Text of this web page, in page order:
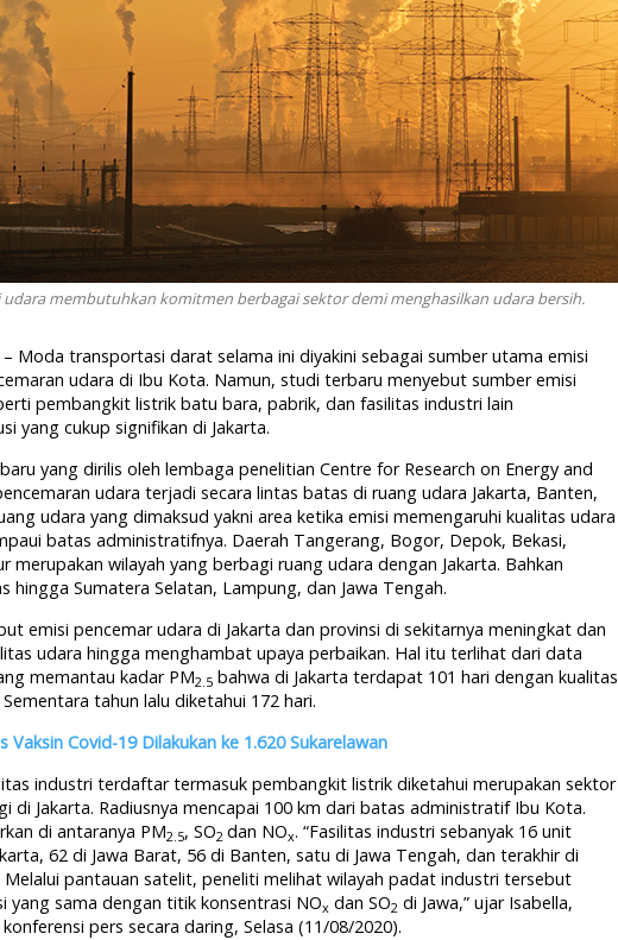
udara membutuhkan komitmen berbagai sektor demi menghasilkan udara bersih.
– Moda transportasi darat selama ini diyakini sebagai sumber utama emisi
udara di Ibu Kota. Namun, studi terbaru menyebut sumber emisi
pembangkit listrik batu bara, pabrik, dan fasilitas industri lain
yang cukup signifikan di Jakarta.
yang dirilis oleh lembaga penelitian Centre for Research on Energy and
udara terjadi secara lintas batas di ruang udara Jakarta, Banten,
udara yang dimaksud yakni area ketika emisi memengaruhi kualitas udara
batas administratifnya. Daerah Tangerang, Bogor, Depok, Bekasi,
merupakan wilayah yang berbagi ruang udara dengan Jakarta. Bahkan
hingga Sumatera Selatan, Lampung, dan Jawa Tengah.
emisi pencemar udara di Jakarta dan provinsi di sekitarnya meningkat dan
udara hingga menghambat upaya perbaikan. Hal itu terlihat dari data
memantau kadar PM2.5 bahwa di Jakarta terdapat 101 hari dengan kualitas
tahun lalu diketahui 172 hari.
Vaksin Covid-19 Dilakukan ke 1.620 Sukarelawan
industri terdaftar termasuk pembangkit listrik diketahui merupakan sektor
di Jakarta. Radiusnya mencapai 100 km dari batas administratif Ibu Kota.
di antaranya PM2.5, SO2 dan NOx. “Fasilitas industri sebanyak 16 unit
62 di Jawa Barat, 56 di Banten, satu di Jawa Tengah, dan terakhir di
Melalui pantauan satelit, peneliti melihat wilayah padat industri tersebut
yang sama dengan titik konsentrasi NOx dan SO2 di Jawa,” ujar Isabella,
konferensi pers secara daring, Selasa (11/08/2020).